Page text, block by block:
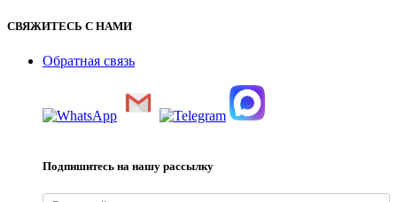
СВЯЖИТЕСЬ С НАМИ
Обратная связь
Подпишитесь на нашу рассылку